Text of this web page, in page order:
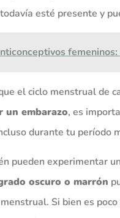
esté presente y
el ciclo menstrual de
un embarazo, es
durante tu período
pueden experimentar un
oscuro o marrón
Si bien es